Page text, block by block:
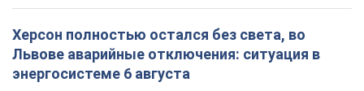
Херсон полностью остался без света, во
Львове аварийные отключения: ситуация в
энергосистеме 6 августа